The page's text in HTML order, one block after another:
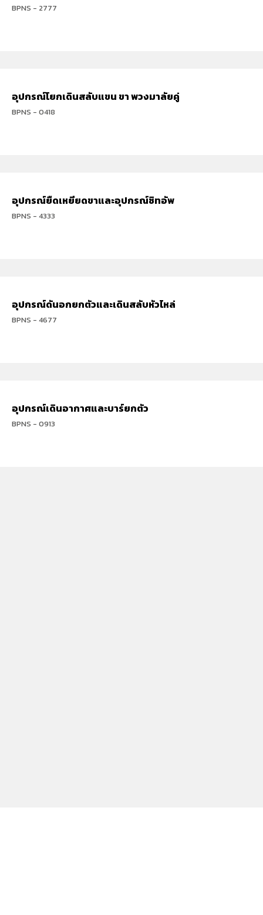
BPNS - 2777
อุปกรณ์โยกเดินสลับแขน ขา พวงมาลัยคู่
BPNS - 0418
อุปกรณ์ยืดเหยียดขาและอุปกรณ์ซิทอัพ
BPNS - 4333
อุปกรณ์ดันอกยกตัวและเดินสลับหัวไหล่
BPNS - 4677
อุปกรณ์เดินอากาศและบาร์ยกตัว
BPNS - 0913